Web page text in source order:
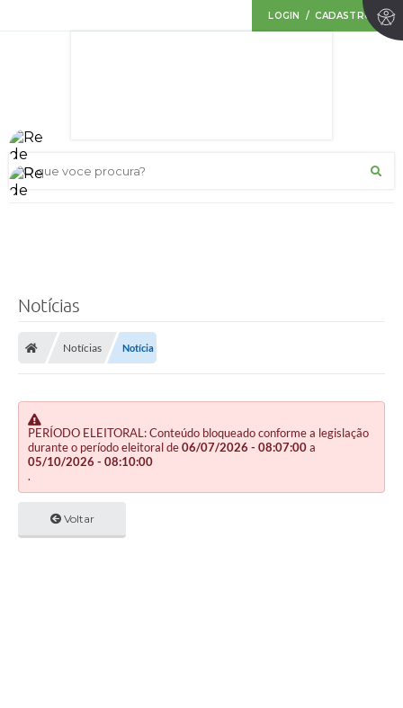
LOGIN / CADASTRO
O que voce procura?
Notícias
Notícias Notícia
PERÍODO ELEITORAL: Conteúdo bloqueado conforme a legislação
durante o período eleitoral de06/07/2026 - 08:07:00a
05/10/2026 - 08:10:00
.
Voltar